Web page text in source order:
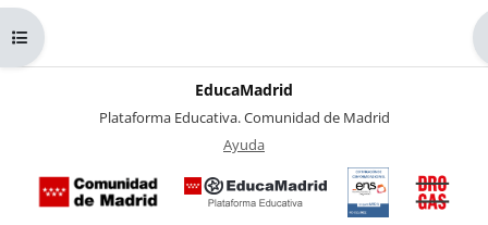
Abrir índice del curso
EducaMadrid
Plataforma Educativa. Comunidad de Madrid
Ayuda
Certificación
de
conformidad
con el del